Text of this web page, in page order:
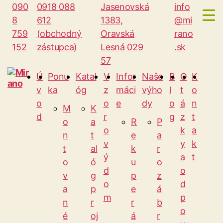
090
8
759
152
0918 088
612
(obchodný
zástupca)
Jasenovská
1383,
Oravská
Lesná 029
57
info
@mi
rano
.sk
Ú
v
o
d
Ponu
ka
M
o
n
t
o
v
a
n
é
Katal
óg
K
a
t
al
ó
g
p
r
oj
V
z
o
r
o
v
ý
d
o
m
Infor
máci
e
R
e
k
u
p
e
r
á
Naše
výho
dy
P
a
r
o
z
á
b
r
B
l
o
g
O
t
á
z
k
y
a
o
d
p
o
K
o
n
t
a
k
t